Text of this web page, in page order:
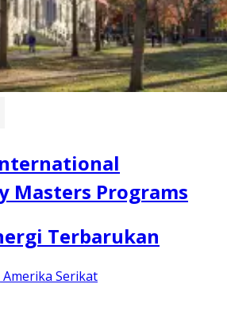
Masters Programs
Terbarukan
Serikat